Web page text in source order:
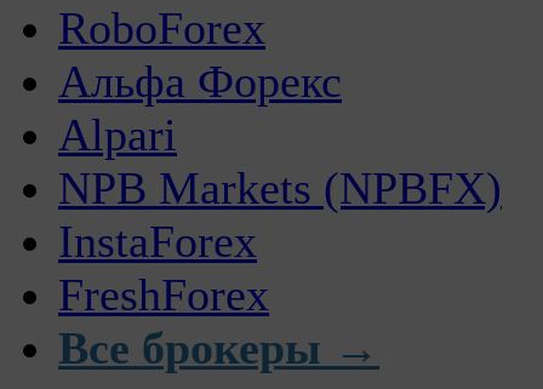
RoboForex
Альфа Форекс
Alpari
NPB Markets (NPBFX)
InstaForex
FreshForex
Все брокеры →